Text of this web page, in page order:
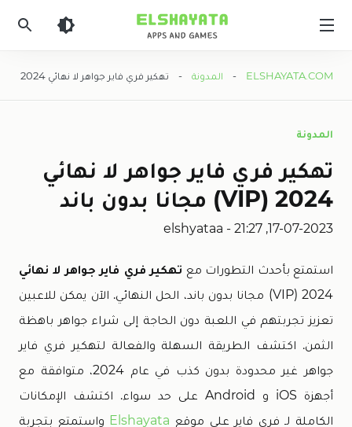
ELSHAYATA.COM
- المدونة - تهكير فري فاير جواهر لا نهائي 2024 (VIP) مجانا بدون باند
المدونة
تهكير فري فاير جواهر لا نهائي
2024 (VIP) مجانا بدون باند
17-07-2023, 21:27
-
elshyataa
استمتع بأحدث التطورات مع تهكير فري فاير جواهر لا نهائي
2024 (VIP) مجانا بدون باند، الحل النهائي. الآن يمكن للاعبين
تعزيز تجربتهم في اللعبة دون الحاجة إلى شراء جواهر باهظة
الثمن. اكتشف الطريقة السهلة والفعالة لتهكير فري فاير
جواهر غير محدودة بدون كذب في عام 2024، متوافقة مع
أجهزة iOS و Android على حد سواء. اكتشف الإمكانات
الكاملة لـ فري فاير على موقع Elshayata واستمتع بتجربة